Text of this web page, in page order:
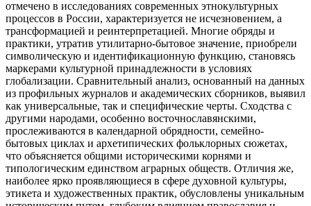
отмечено в исследованиях современных этнокультурных
процессов в России, характеризуется не исчезновением, а
трансформацией и реинтерпретацией. Многие обряды и
практики, утратив утилитарно-бытовое значение, приобрели
символическую и идентификационную функцию, становясь
маркерами культурной принадлежности в условиях
глобализации. Сравнительный анализ, основанный на данных
из профильных журналов и академических сборников, выявил
как универсальные, так и специфические черты. Сходства с
другими народами, особенно восточнославянскими,
прослеживаются в календарной обрядности, семейно-
бытовых циклах и архетипических фольклорных сюжетах,
что объясняется общими историческими корнями и
типологическим единством аграрных обществ. Отличия же,
наиболее ярко проявляющиеся в сфере духовной культуры,
этикета и художественных практик, обусловлены уникальным